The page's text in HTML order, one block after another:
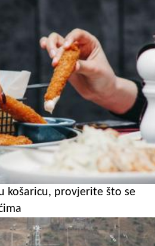
košaricu, provjerite što se